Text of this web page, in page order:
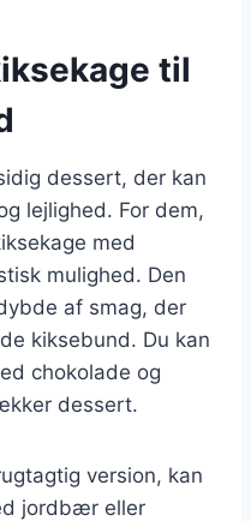
til
dessert, der kan
lejlighed. For dem,
med
mulighed. Den
af smag, der
kiksebund. Du kan
chokolade og
dessert.
version, kan
jordbær eller